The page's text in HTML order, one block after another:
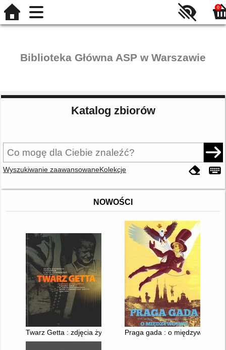
0
Biblioteka Główna ASP w Warszawie
Katalog zbiorów
Wyszukiwanie zaawansowaneKolekcje
NOWOŚCI
Twarz Getta : zdjęcia żydowskich fotografów z Getta
Praga gada : o międzywojniu